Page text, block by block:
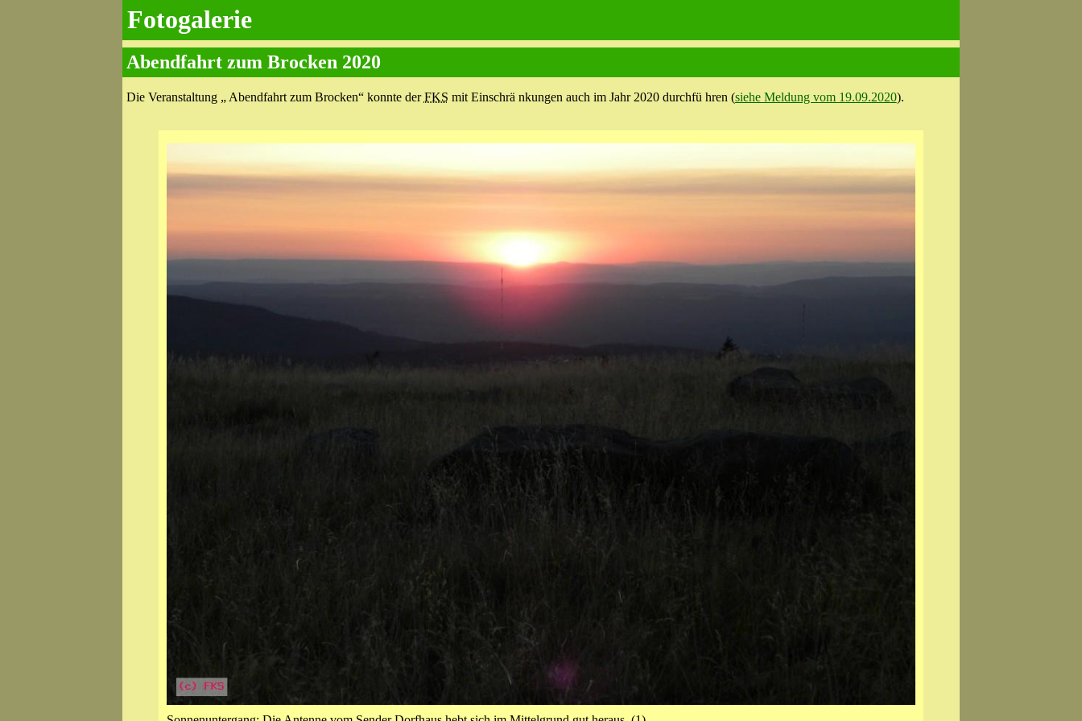
Fotogalerie
Abendfahrt zum Brocken 2020
Die Veranstaltung „ Abendfahrt zum Brocken“ konnte derFKS mit Einschrä nkungen auch im Jahr 2020 durchfü hren (siehe Meldung vom 19.09.2020).